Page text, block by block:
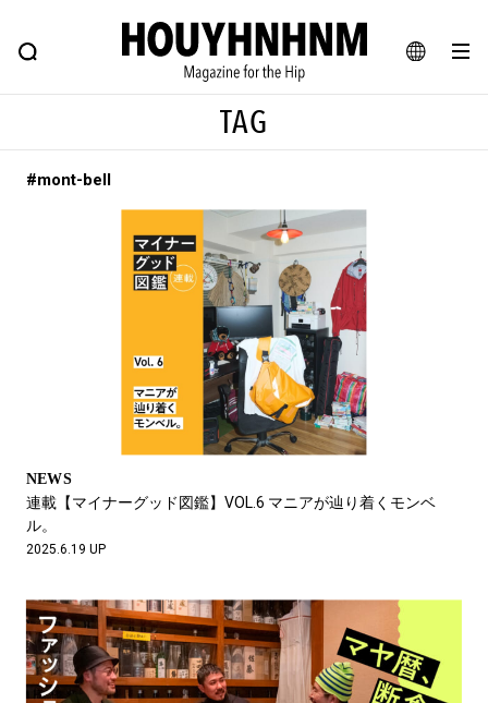
JA
FEATURE BLOG SNAP
ヒップなファッション、カルチャー、ライフスタイルWEBマガジン
#注目のタグ
#SHOPPING ADDICT #憧れの逸品
#ESSENTIAL DESIGNS #古着サミット
#マイナーグッド図鑑
#MONTHLY JOURNAL
#GH 銘品の所以 #フイナムのYouTube
#Commune H #FOCUS IT #AH.H
#ととけん #FASHION #MUSIC #MOVIE
#LIFESTYLE
TAG
#mont-bell
NEWS
連載【マイナーグッド図鑑】VOL.6 マニアが辿り着くモンベ
ル。
2025.6.19 UP